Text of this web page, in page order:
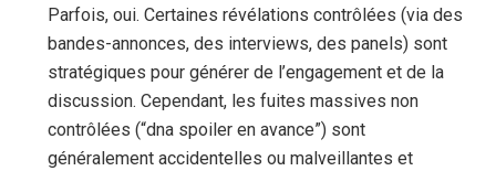
Parfois, oui. Certaines révélations contrôlées (via des
bandes-annonces, des interviews, des panels) sont
stratégiques pour générer de l’engagement et de la
discussion. Cependant, les fuites massives non
contrôlées (“dna spoiler en avance”) sont
généralement accidentelles ou malveillantes et